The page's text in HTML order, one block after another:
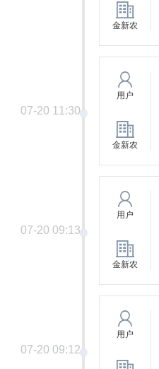
金新农
20 11:30
用户
金新农
20 09:13
用户
金新农
20 09:12
用户